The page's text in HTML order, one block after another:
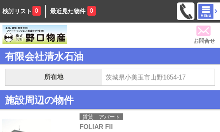
検討リスト 0 最近見た物件 0
お問合せ
有限会社清水石油
所在地 茨城県小美玉市山野1654-17
施設周辺の物件
賃貸｜アパート
FOLIAR FII